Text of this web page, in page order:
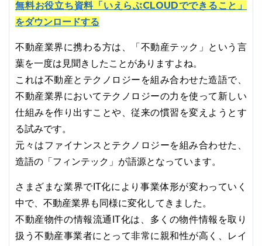
無料お役立ち資料「いえらぶCLOUDでできること」
をダウンロードする
不動産業界に携わる方は、「不動産テック」という言
葉を一度は見聞きしたことがありますよね。
これは不動産とテクノロジーを組み合わせた造語で、
不動産業界においてテクノロジーの力を使って新しい
仕組みを作り出すことや、従来の慣習を変えようとす
る試みです。
元々はファイナンスとテクノロジーを組み合わせた、
造語の「フィンテック」が語源となっています。
さまざまな業界でIT化により事業体形が変わっていく
中で、不動産業界も同様に変化してきました。
不動産物件の情報流通IT化は、多くの物件情報を取り
扱う不動産事業者にとって非常に親和性が高く、レイ